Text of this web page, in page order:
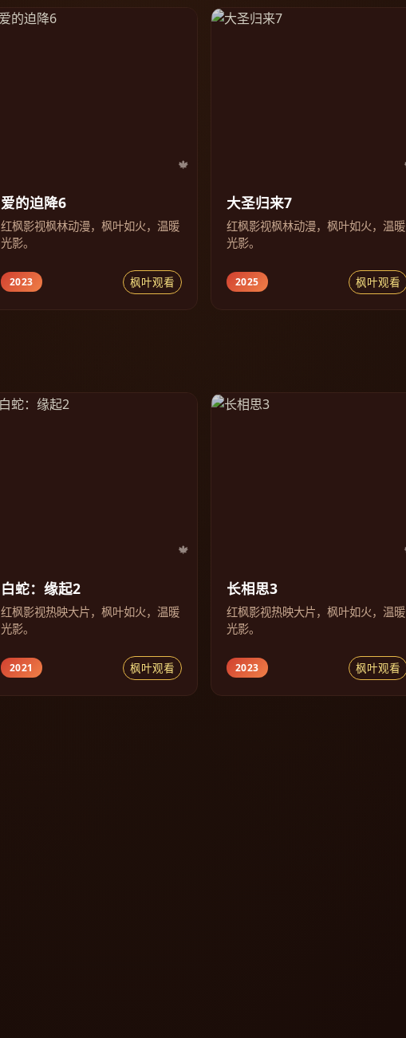
爱的迫降6
红枫影视枫林动漫，枫叶如火，温暖
光影。
2023 枫叶观看
大圣归来7
红枫影视枫林动漫，枫叶如火，温暖
光影。
2025 枫叶观看
白蛇：缘起2
红枫影视热映大片，枫叶如火，温暖
光影。
2021 枫叶观看
长相思3
红枫影视热映大片，枫叶如火，温暖
光影。
2023 枫叶观看